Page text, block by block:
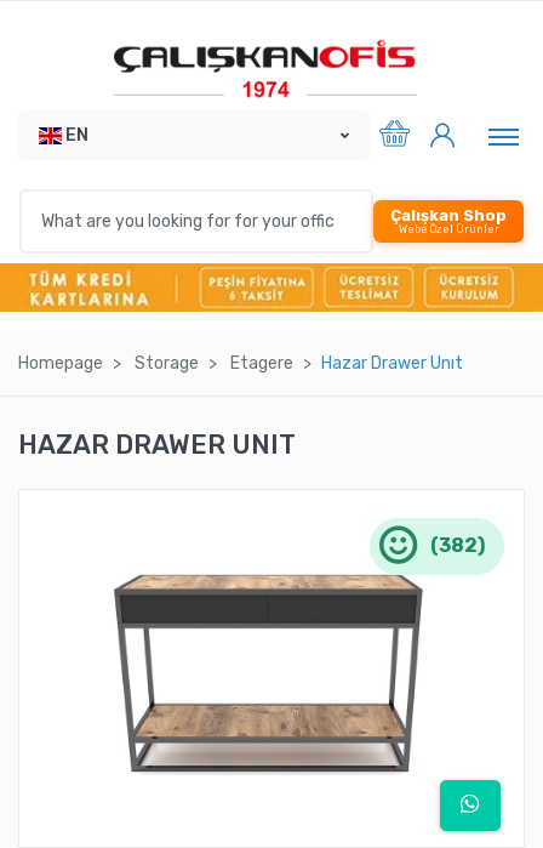
EN
Çalışkan Shop
Webe Özel Ürünler
Homepage Storage Etagere Hazar Drawer Unıt
HAZAR DRAWER UNIT
(382)